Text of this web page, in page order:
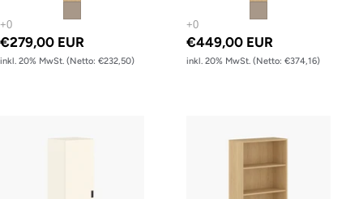
€279,00 EUR
inkl. 20% MwSt. (Netto: €232,50)
€449,00 EUR
inkl. 20% MwSt. (Netto: €374,16)